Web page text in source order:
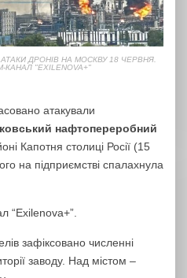
ДРОНІВ НА МОСКВУ 18 ЧЕРВНЯ.
КАНАЛ "EXILENOVA+"
атакували
нафтопереробний
Капотня столиці Росії (15
на підприємстві спалахнула
“Exilenova+”.
зафіксовано численні
заводу. Над містом –